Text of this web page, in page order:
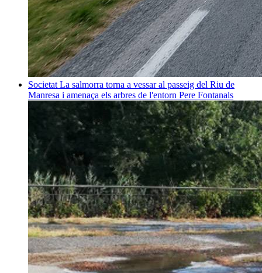
Societat La salmorra torna a vessar al passeig del Riu de
Manresa i amenaça els arbres de l'entorn Pere Fontanals